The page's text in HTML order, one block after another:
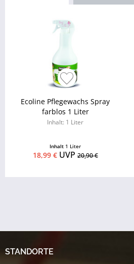
Ecoline Pflegewachs Spray
farblos 1 Liter
Inhalt: 1 Liter
Inhalt 1 Liter
18,99 €UVP20,90 €
STANDORTE